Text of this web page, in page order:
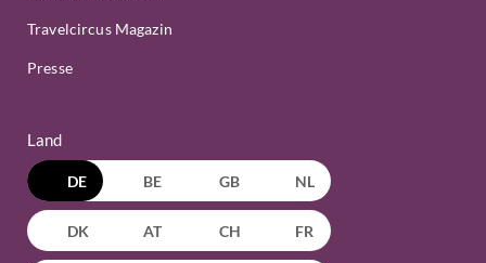
Travelcircus Magazin
Presse
Land
DE BE GB NL
DK AT CH FR